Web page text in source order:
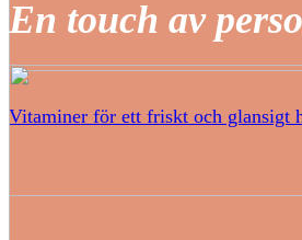
Vitaminer för ett friskt och glansigt
En touch av